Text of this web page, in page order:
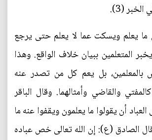
(3).
ما يعلم ويسكت عما لا يعلم حتى يرجع
يخبر المتعلمين ببيان خلاف الواقع. وهذا
بل يعم كل من تصدر عنه
والقاضي وأمثالهما. وقال الباقر
أن يقولوا ما يعلمون ويقفوا عنه ما
(4) وقال الصادق (ع): إن الله تعالى خص عباده